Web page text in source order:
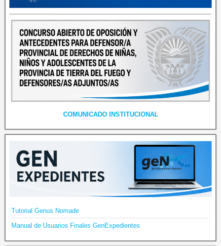
COMUNICADO INSTITUCIONAL
Tutorial Genus Nomade
Manual de Usuarios Finales GenExpedientes